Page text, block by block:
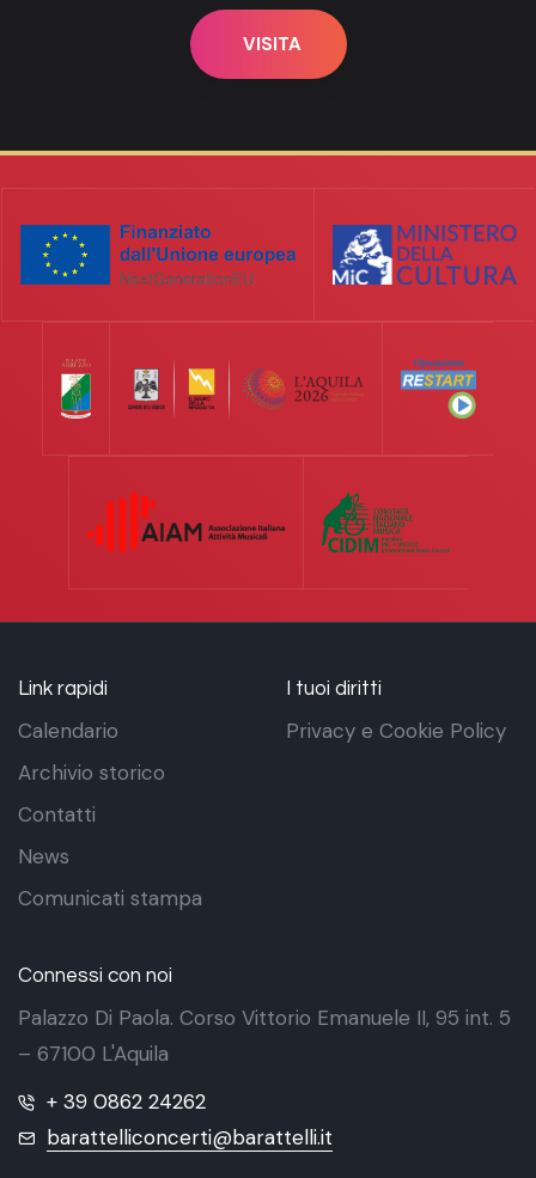
VISITA
Link rapidi
Calendario
Archivio storico
Contatti
News
Comunicati stampa
I tuoi diritti
Privacy e Cookie Policy
Connessi con noi
Palazzo Di Paola. Corso Vittorio Emanuele II, 95 int. 5
– 67100 L'Aquila
+ 39 0862 24262
barattelliconcerti@barattelli.it